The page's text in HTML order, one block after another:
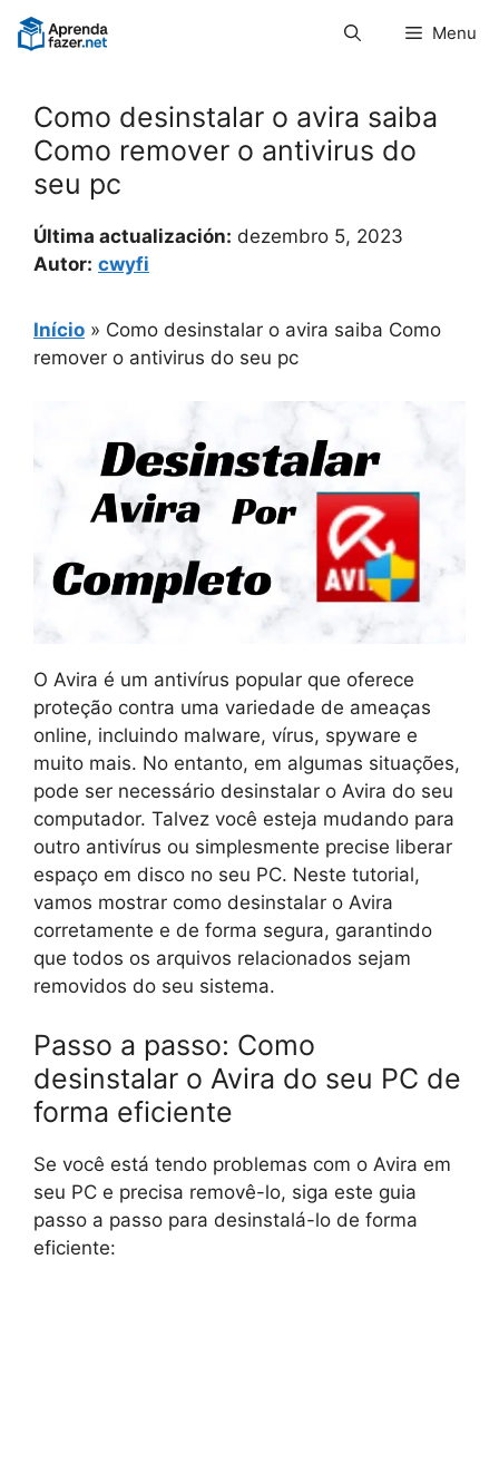
Pular
para
Menu
Como desinstalar o avira saiba
Como remover o antivirus do
seu pc
Última actualización: dezembro 5, 2023
Autor: cwyfi
Início » Como desinstalar o avira saiba Como
remover o antivirus do seu pc
O Avira é um antivírus popular que oferece
proteção contra uma variedade de ameaças
online, incluindo malware, vírus, spyware e
muito mais. No entanto, em algumas situações,
pode ser necessário desinstalar o Avira do seu
computador. Talvez você esteja mudando para
outro antivírus ou simplesmente precise liberar
espaço em disco no seu PC. Neste tutorial,
vamos mostrar como desinstalar o Avira
corretamente e de forma segura, garantindo
que todos os arquivos relacionados sejam
removidos do seu sistema.
Passo a passo: Como
desinstalar o Avira do seu PC de
forma eficiente
Se você está tendo problemas com o Avira em
seu PC e precisa removê-lo, siga este guia
passo a passo para desinstalá-lo de forma
eficiente: